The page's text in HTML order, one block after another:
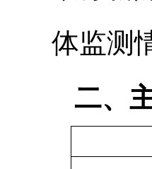
体监测
二、